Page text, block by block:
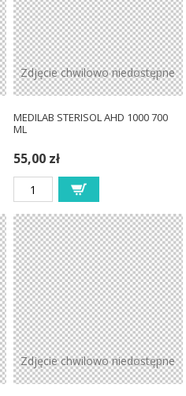
Zdjęcie chwilowo niedostępne
MEDILAB STERISOL AHD 1000 700
ML
55,00 zł
Zdjęcie chwilowo niedostępne